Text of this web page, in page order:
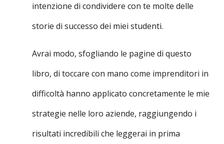
intenzione di condividere con te molte delle
storie di successo dei miei studenti.
Avrai modo, sfogliando le pagine di questo
libro, di toccare con mano come imprenditori in
difficoltà hanno applicato concretamente le mie
strategie nelle loro aziende, raggiungendo i
risultati incredibili che leggerai in prima